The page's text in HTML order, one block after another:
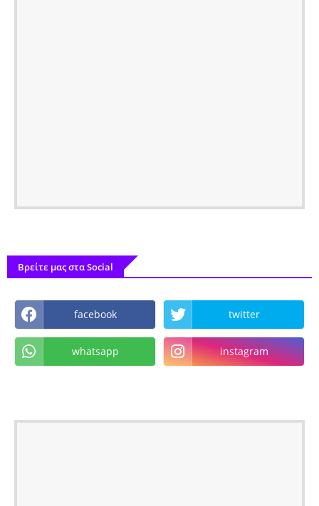
Βρείτε μας στα Social
facebook twitter
whatsapp instagram